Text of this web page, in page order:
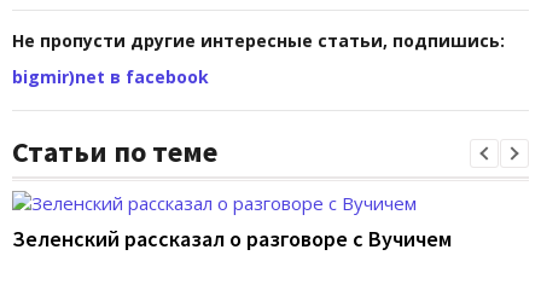
Не пропусти другие интересные статьи, подпишись:
bigmir)net в facebook
Статьи по теме
Зеленский рассказал о разговоре с Вучичем